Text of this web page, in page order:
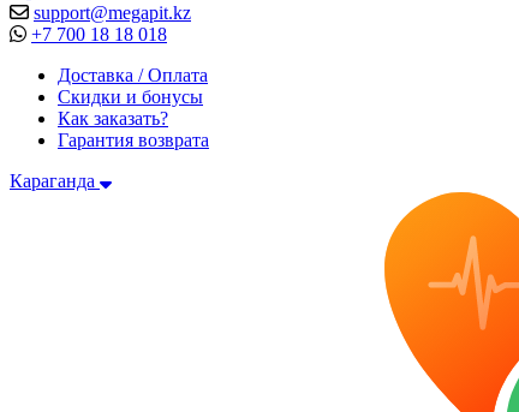
support@megapit.kz
+7 700 18 18 018
Доставка / Оплата
Скидки и бонусы
Как заказать?
Гарантия возврата
Караганда